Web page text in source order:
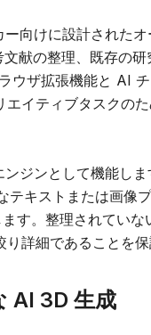
向けに設計された
献の整理、既存の
ウザ拡張機能と AI
イティブタスクの
ジンとして機能し
キストまたは画像
す。整理されていな
詳細であることを保
AI 3D 生成